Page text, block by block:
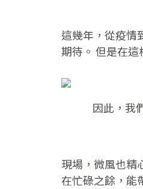
這幾年，從疫情
期待。 但是在
因此，我
現場，微風也精
在忙碌之餘，能